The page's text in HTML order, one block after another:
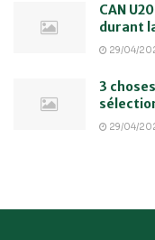
CAN
durant
29/04/
3
29/04/